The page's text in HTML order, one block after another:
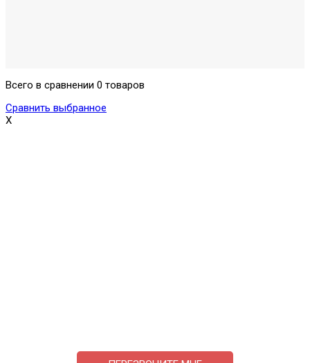
Всего в сравнении 0 товаров
Сравнить выбранное
X